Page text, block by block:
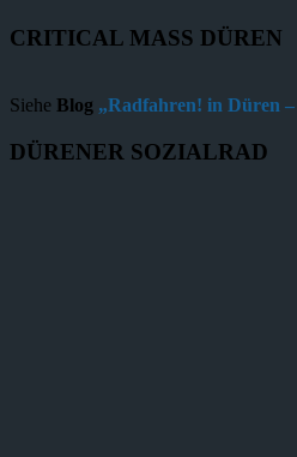
CRITICAL MASS DÜREN
Siehe Blog „Radfahren! in Düren
DÜRENER SOZIALRAD